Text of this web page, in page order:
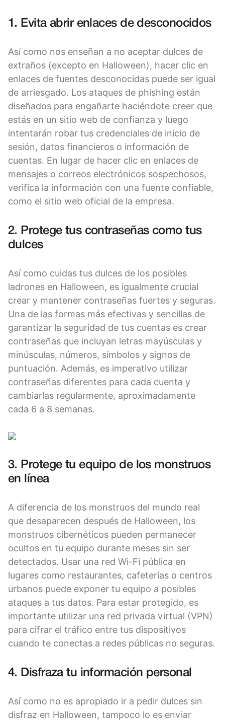
1. Evita abrir enlaces de desconocidos
Así como nos enseñan a no aceptar dulces de
extraños (excepto en Halloween), hacer clic en
enlaces de fuentes desconocidas puede ser igual
de arriesgado. Los ataques de phishing están
diseñados para engañarte haciéndote creer que
estás en un sitio web de confianza y luego
intentarán robar tus credenciales de inicio de
sesión, datos financieros o información de
cuentas. En lugar de hacer clic en enlaces de
mensajes o correos electrónicos sospechosos,
verifica la información con una fuente confiable,
como el sitio web oficial de la empresa.
2. Protege tus contraseñas como tus
dulces
Así como cuidas tus dulces de los posibles
ladrones en Halloween, es igualmente crucial
crear y mantener contraseñas fuertes y seguras.
Una de las formas más efectivas y sencillas de
garantizar la seguridad de tus cuentas es crear
contraseñas que incluyan letras mayúsculas y
minúsculas, números, símbolos y signos de
puntuación. Además, es imperativo utilizar
contraseñas diferentes para cada cuenta y
cambiarlas regularmente, aproximadamente
cada 6 a 8 semanas.
3. Protege tu equipo de los monstruos
en línea
A diferencia de los monstruos del mundo real
que desaparecen después de Halloween, los
monstruos cibernéticos pueden permanecer
ocultos en tu equipo durante meses sin ser
detectados. Usar una red Wi-Fi pública en
lugares como restaurantes, cafeterías o centros
urbanos puede exponer tu equipo a posibles
ataques a tus datos. Para estar protegido, es
importante utilizar una red privada virtual (VPN)
para cifrar el tráfico entre tus dispositivos
cuando te conectas a redes públicas no seguras.
4. Disfraza tu información personal
Así como no es apropiado ir a pedir dulces sin
disfraz en Halloween, tampoco lo es enviar